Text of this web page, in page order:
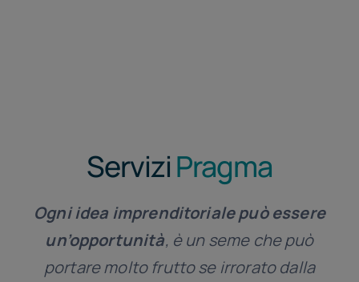
ServiziPragma
Ogni idea imprenditoriale può essere
un’opportunità, è un seme che può
portare molto frutto se irrorato dalla